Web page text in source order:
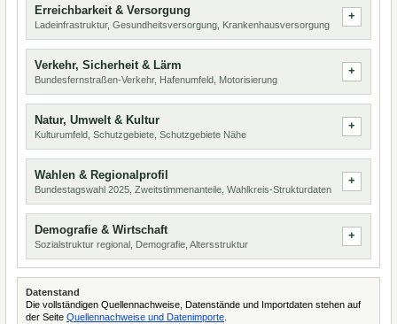
Erreichbarkeit & Versorgung
Ladeinfrastruktur, Gesundheitsversorgung, Krankenhausversorgung
Verkehr, Sicherheit & Lärm
Bundesfernstraßen-Verkehr, Hafenumfeld, Motorisierung
Natur, Umwelt & Kultur
Kulturumfeld, Schutzgebiete, Schutzgebiete Nähe
Wahlen & Regionalprofil
Bundestagswahl 2025, Zweitstimmenanteile, Wahlkreis-Strukturdaten
Demografie & Wirtschaft
Sozialstruktur regional, Demografie, Altersstruktur
Datenstand
Die vollständigen Quellennachweise, Datenstände und Importdaten stehen auf
der Seite Quellennachweise und Datenimporte